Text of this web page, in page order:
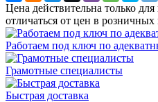
Цена действительна только
отличаться от цен в розничных
Работаем под ключ по
Грамотные специалисты
Быстрая доставка